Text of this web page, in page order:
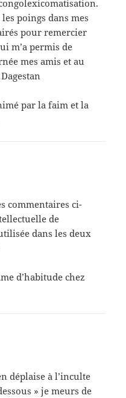
poings dans mes
pour remercier
m’a permis de
mes amis et au
par la faim et la
commentaires ci-
de
dans les deux
d’habitude chez
déplaise à l’inculte
» je meurs de